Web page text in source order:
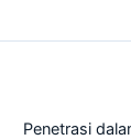
Penetrasi